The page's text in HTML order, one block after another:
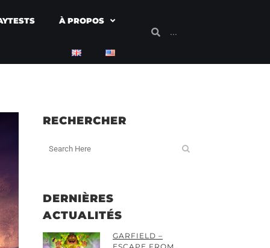
À PROPOS
RECHERCHER
DERNIÈRES
ACTUALITÉS
GARFIELD –